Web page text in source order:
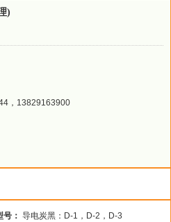
)
，13829163900
号： 导电炭黑：D-1，D-2，D-3